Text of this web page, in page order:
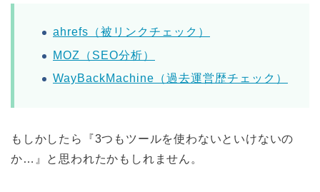
ahrefs（被リンクチェック）
MOZ（SEO分析）
WayBackMachine（過去運営歴チェック）
もしかしたら『3つもツールを使わないといけないの
か…』と思われたかもしれません。